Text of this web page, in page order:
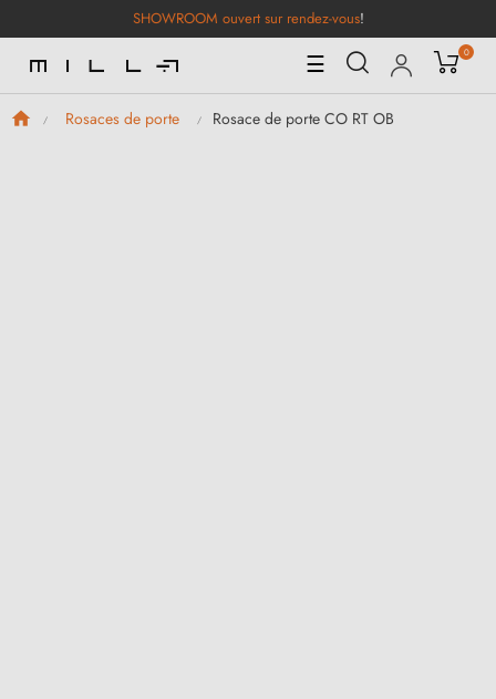
SHOWROOM ouvert sur rendez-vous!
Basculer
la
navigation
☰ 0
Rosaces de porte Rosace de porte CO RT OB